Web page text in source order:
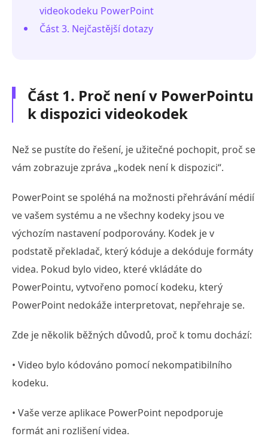
videokodeku PowerPoint
Část 3. Nejčastější dotazy
Část 1. Proč není v PowerPointu
k dispozici videokodek
Než se pustíte do řešení, je užitečné pochopit, proč se
vám zobrazuje zpráva „kodek není k dispozici“.
PowerPoint se spoléhá na možnosti přehrávání médií
ve vašem systému a ne všechny kodeky jsou ve
výchozím nastavení podporovány. Kodek je v
podstatě překladač, který kóduje a dekóduje formáty
videa. Pokud bylo video, které vkládáte do
PowerPointu, vytvořeno pomocí kodeku, který
PowerPoint nedokáže interpretovat, nepřehraje se.
Zde je několik běžných důvodů, proč k tomu dochází:
• Video bylo kódováno pomocí nekompatibilního
kodeku.
• Vaše verze aplikace PowerPoint nepodporuje
formát ani rozlišení videa.